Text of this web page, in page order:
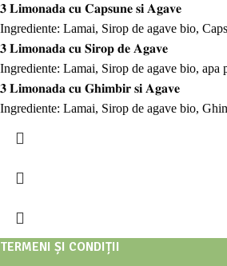
𝟑 𝐋𝐢𝐦𝐨𝐧𝐚𝐝𝐚 𝐜𝐮 𝐂𝐚𝐩𝐬𝐮𝐧𝐞 𝐬𝐢 𝐀𝐠𝐚𝐯𝐞
Ingrediente: Lamai, Sirop de agave bio,
𝟑 𝐋𝐢𝐦𝐨𝐧𝐚𝐝𝐚 𝐜𝐮 𝐒𝐢𝐫𝐨𝐩 𝐝𝐞 𝐀𝐠𝐚𝐯𝐞
Ingrediente: Lamai, Sirop de agave bio, apa
𝟑 𝐋𝐢𝐦𝐨𝐧𝐚𝐝𝐚 𝐜𝐮 𝐆𝐡𝐢𝐦𝐛𝐢𝐫 𝐬𝐢 𝐀𝐠𝐚𝐯𝐞
Ingrediente: Lamai, Sirop de agave bio,
TERMENI ȘI CONDIȚII